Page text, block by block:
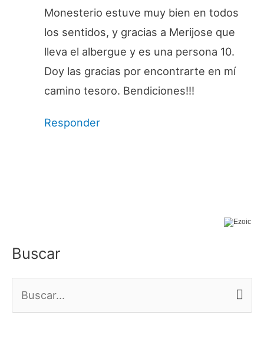
Monesterio estuve muy bien en todos
los sentidos, y gracias a Merijose que
lleva el albergue y es una persona 10.
Doy las gracias por encontrarte en mí
camino tesoro. Bendiciones!!!
Responder
Buscar
u